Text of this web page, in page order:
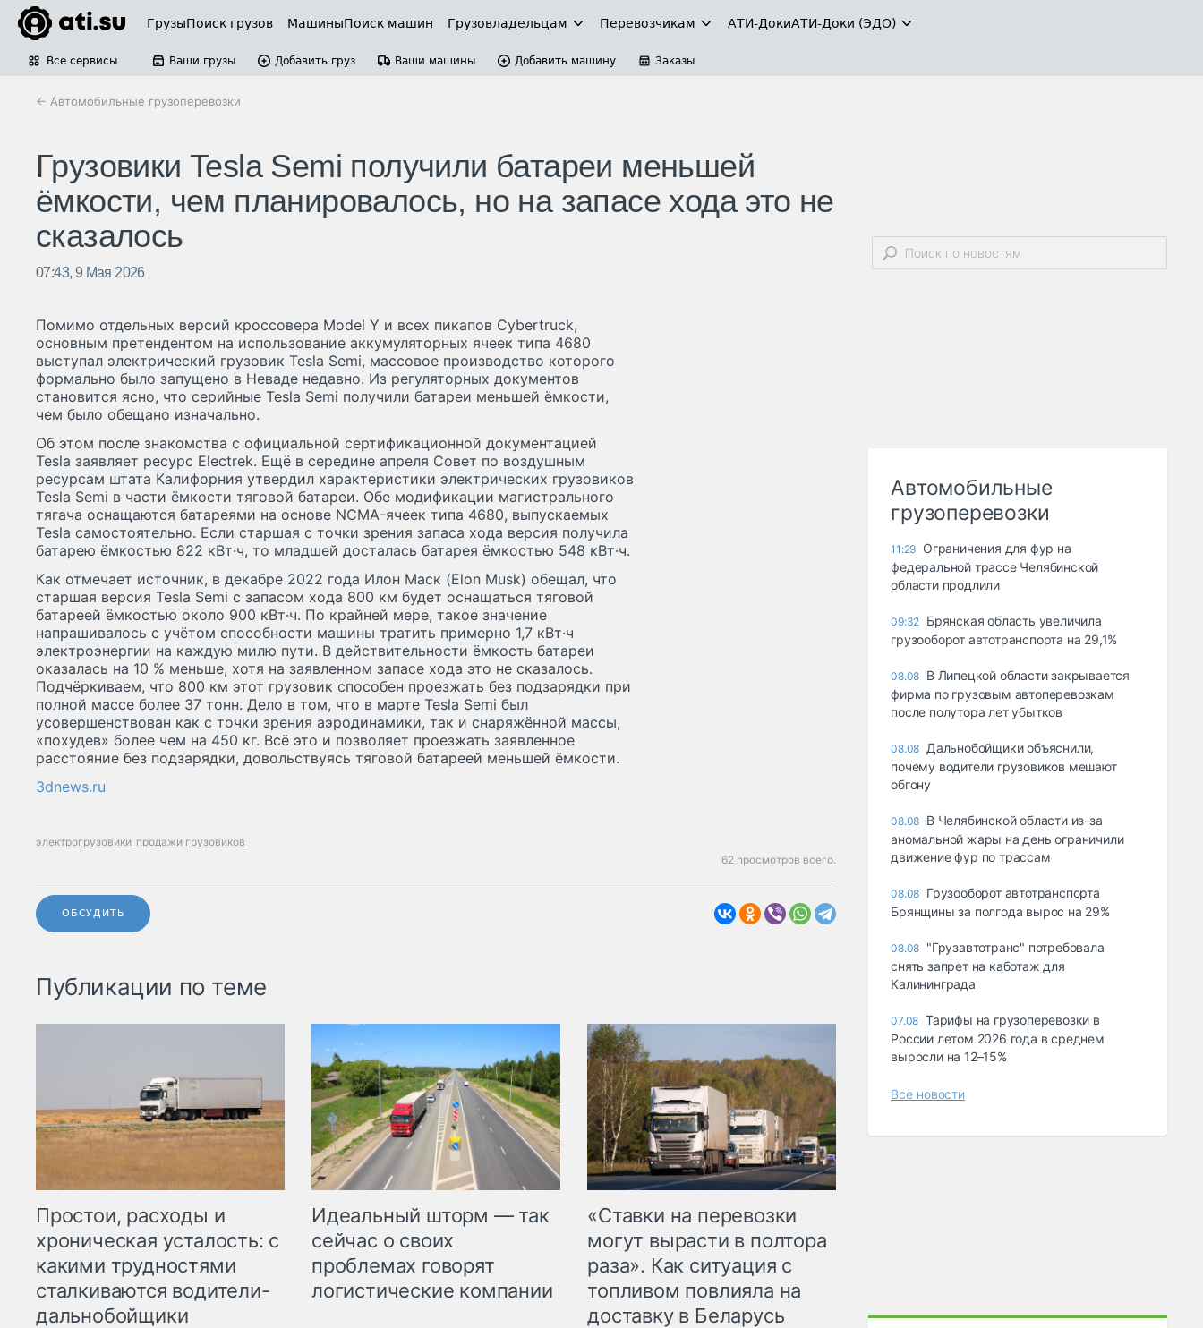
ГрузыПоиск грузов МашиныПоиск машин Грузовладельцам Перевозчикам АТИ-ДокиАТИ-Доки (ЭДО)
Все сервисы Ваши грузы Добавить груз Ваши машины Добавить машину Заказы
← Автомобильные грузоперевозки
Грузовики Tesla Semi получили батареи меньшей
ёмкости, чем планировалось, но на запасе хода это не
сказалось
07:43, 9 Мая 2026
Помимо отдельных версий кроссовера Model Y и всех пикапов Cybertruck,
основным претендентом на использование аккумуляторных ячеек типа 4680
выступал электрический грузовик Tesla Semi, массовое производство которого
формально было запущено в Неваде недавно. Из регуляторных документов
становится ясно, что серийные Tesla Semi получили батареи меньшей ёмкости,
чем было обещано изначально.
Об этом после знакомства с официальной сертификационной документацией
Tesla заявляет ресурс Electrek. Ещё в середине апреля Совет по воздушным
ресурсам штата Калифорния утвердил характеристики электрических грузовиков
Tesla Semi в части ёмкости тяговой батареи. Обе модификации магистрального
тягача оснащаются батареями на основе NCMA-ячеек типа 4680, выпускаемых
Tesla самостоятельно. Если старшая с точки зрения запаса хода версия получила
батарею ёмкостью 822 кВт·ч, то младшей досталась батарея ёмкостью 548 кВт·ч.
Как отмечает источник, в декабре 2022 года Илон Маск (Elon Musk) обещал, что
старшая версия Tesla Semi с запасом хода 800 км будет оснащаться тяговой
батареей ёмкостью около 900 кВт·ч. По крайней мере, такое значение
напрашивалось с учётом способности машины тратить примерно 1,7 кВт·ч
электроэнергии на каждую милю пути. В действительности ёмкость батареи
оказалась на 10 % меньше, хотя на заявленном запасе хода это не сказалось.
Подчёркиваем, что 800 км этот грузовик способен проезжать без подзарядки при
полной массе более 37 тонн. Дело в том, что в марте Tesla Semi был
усовершенствован как с точки зрения аэродинамики, так и снаряжённой массы,
«похудев» более чем на 450 кг. Всё это и позволяет проезжать заявленное
расстояние без подзарядки, довольствуясь тяговой батареей меньшей ёмкости.
3dnews.ru
электрогрузовики продажи грузовиков
62 просмотров всего.
ОБСУДИТЬ
Публикации по теме
Простои, расходы и
хроническая усталость: с
какими трудностями
сталкиваются водители-
дальнобойщики
Идеальный шторм — так
сейчас о своих
проблемах говорят
логистические компании
«Ставки на перевозки
могут вырасти в полтора
раза». Как ситуация с
топливом повлияла на
доставку в Беларусь
Автомобильные
грузоперевозки
11:29 Ограничения для фур на
федеральной трассе Челябинской
области продлили
09:32 Брянская область увеличила
грузооборот автотранспорта на 29,1%
08.08 В Липецкой области закрывается
фирма по грузовым автоперевозкам
после полутора лет убытков
08.08 Дальнобойщики объяснили,
почему водители грузовиков мешают
обгону
08.08 В Челябинской области из-за
аномальной жары на день ограничили
движение фур по трассам
08.08 Грузооборот автотранспорта
Брянщины за полгода вырос на 29%
08.08 "Грузавтотранс" потребовала
снять запрет на каботаж для
Калининграда
07.08 Тарифы на грузоперевозки в
России летом 2026 года в среднем
выросли на 12–15%
Все новости